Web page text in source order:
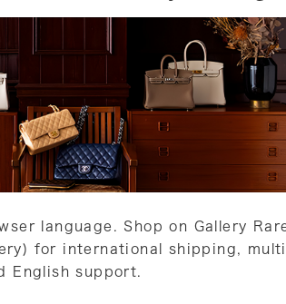
language. Shop on Gallery
for international shipping,
English support.
ついて
法が利用可能です。
ード
ローン
便振替
配送に
配送業者
ご注文確
営業日以内
が一出荷
詳しくはこ